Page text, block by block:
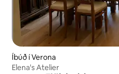
Íbúð í Verona
Elena's Atelier